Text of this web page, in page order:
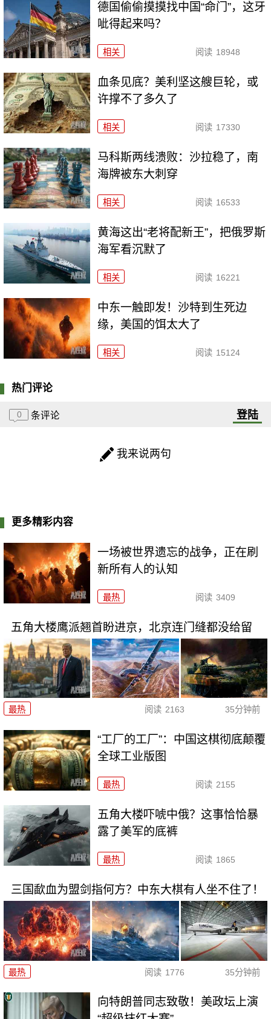
德国偷偷摸摸找中国“命门”，这牙
呲得起来吗？
相关 阅读 18948
血条见底？美利坚这艘巨轮，或
许撑不了多久了
相关 阅读 17330
马科斯两线溃败：沙拉稳了，南
海牌被东大刺穿
相关 阅读 16533
黄海这出“老将配新王”，把俄罗斯
海军看沉默了
相关 阅读 16221
中东一触即发！沙特到生死边
缘，美国的饵太大了
相关 阅读 15124
热门评论
0 条评论 登陆
我来说两句
更多精彩内容
一场被世界遗忘的战争，正在刷
新所有人的认知
最热 阅读 3409
五角大楼鹰派翘首盼进京，北京连门缝都没给留
最热 阅读 2163 35分钟前
“工厂的工厂”：中国这棋彻底颠覆
全球工业版图
最热 阅读 2155
五角大楼吓唬中俄？这事恰恰暴
露了美军的底裤
最热 阅读 1865
三国歃血为盟剑指何方？中东大棋有人坐不住了！
最热 阅读 1776 35分钟前
向特朗普同志致敬！美政坛上演